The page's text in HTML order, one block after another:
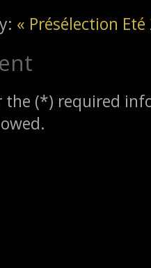
« Présélection
the (*) required